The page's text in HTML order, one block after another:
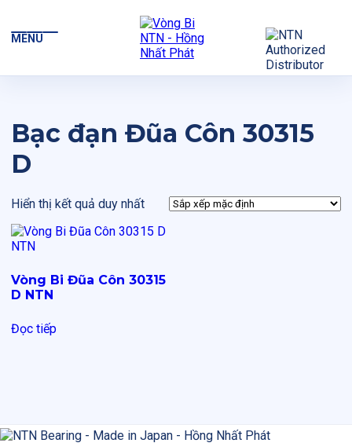
MENU
Bạc đạn Đũa Côn 30315
D
Hiển thị kết quả duy nhất
Vòng Bi Đũa Côn 30315
D NTN
Đọc tiếp